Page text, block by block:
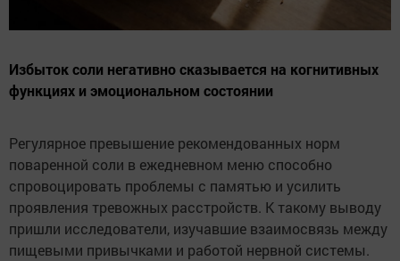
Избыток соли негативно сказывается на когнитивных
функциях и эмоциональном состоянии
Регулярное превышение рекомендованных норм
поваренной соли в ежедневном меню способно
спровоцировать проблемы с памятью и усилить
проявления тревожных расстройств. К такому выводу
пришли исследователи, изучавшие взаимосвязь между
пищевыми привычками и работой нервной системы.